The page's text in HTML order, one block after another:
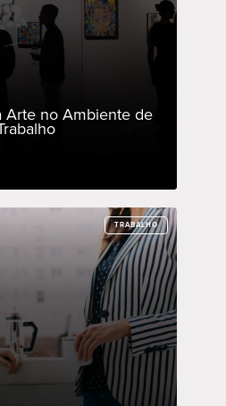
Arte no Ambiente de
TRABALHO
TRABALHO